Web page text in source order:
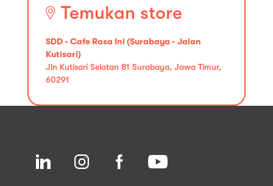
Temukan store
SDD - Cafe Rasa Ini (Surabaya - Jalan
Kutisari)
Jln Kutisari Selatan 81 Surabaya, Jawa Timur,
60291